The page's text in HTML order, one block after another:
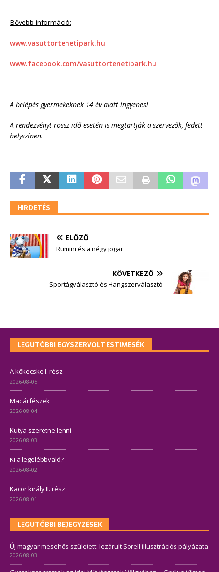
Bővebb információ:
www.vasuttortenetipark.hu
www.facebook.com/vasuttortenetipark.hu
A belépés gyermekeknek 14 év alatt ingyenes!
A rendezvényt rossz idő esetén is megtartják a szervezők, fedett
helyszínen.
HIRDETÉS
ELŐZŐ
Rumini és a négy jogar
KÖVETKEZŐ
Sportágválasztó és Hangszerválasztó
LEGUTÓBBI EGYSZERVOLT ESTIMESÉK
A kőkecske I. rész
2026-08-05
Madárfészek
2026-08-04
Kutya szeretne lenni
2026-08-03
Ki a legelébbvaló?
2026-08-02
Kacor király II. rész
2026-08-01
LEGUTÓBBI BEJEGYZÉSEK
Új magyar mesehős született: lezárult Sorell illusztrációs pályázata
2026-08-03